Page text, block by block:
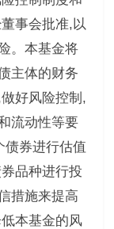
事会批准,以
。本基金将
主体的财务
好风险控制,
流动性等要
债券进行估值
品种进行投
措施来提高
本基金的风